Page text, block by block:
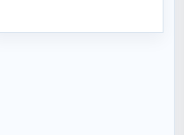
alçağına